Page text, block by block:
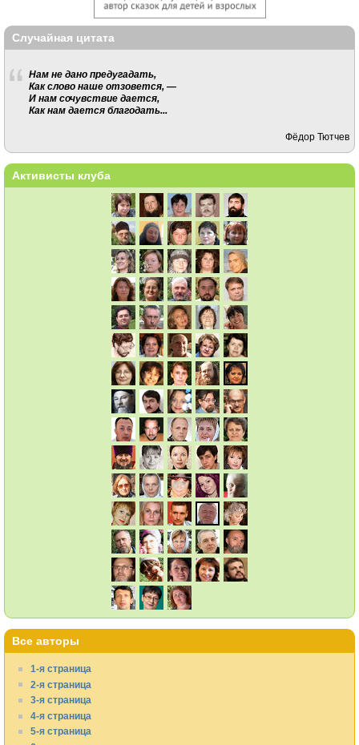
Случайная цитата
Нам не дано предугадать,
Как слово наше отзовется, —
И нам сочувствие дается,
Как нам дается благодать...
Фёдор Тютчев
Активисты клуба
Все авторы
1-я страница
2-я страница
3-я страница
4-я страница
5-я страница